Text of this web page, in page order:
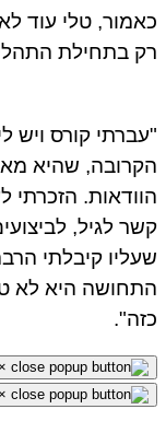
טלי עוד
בתחילת התהליך.
קורס ויש
שהיא
הזכרתי
לגיל,
קיבלתי הרבה
היא לא
×
×